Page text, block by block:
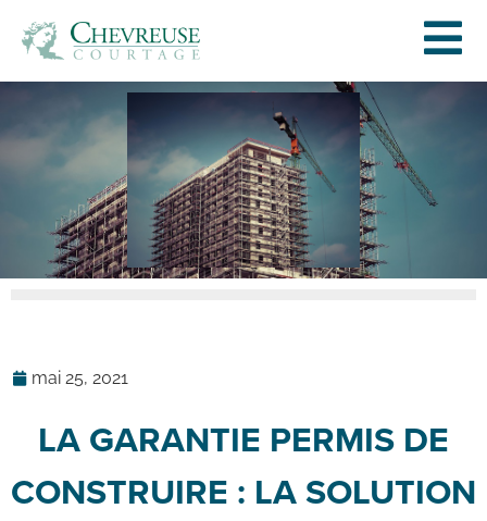
mai 25, 2021
LA GARANTIE PERMIS DE
CONSTRUIRE : LA SOLUTION